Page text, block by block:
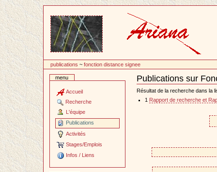
contenu
publications ~fonction distance signee
menu
Accueil
Recherche
L'équipe
Publications
Activités
Stages/Emplois
Infos / Liens
Publications sur
Document
Actions
Résultat de la recherche dans la
1
Rapport de recherche et